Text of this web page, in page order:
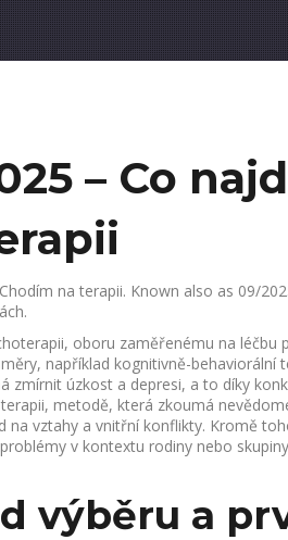
– Co
na terapii. Known also as 09/
, oboru zaměřenému na léčbu
například kognitivně-behaviorální
zmírnit úzkost a depresi, a to díky
, metodě, která zkoumá
na vztahy a vnitřní konflikty. Kromě
v kontextu rodiny nebo skupiny
výběru a